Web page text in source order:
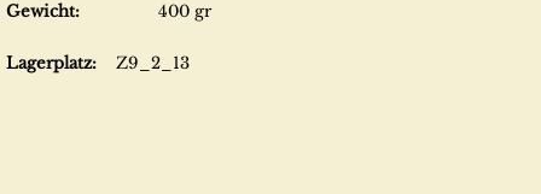
Gewicht:
400 gr
Lagerplatz: Z9_2_13